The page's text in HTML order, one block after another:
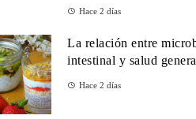
Hace 2 días
La relación entre
intestinal y salud
Hace 2 días